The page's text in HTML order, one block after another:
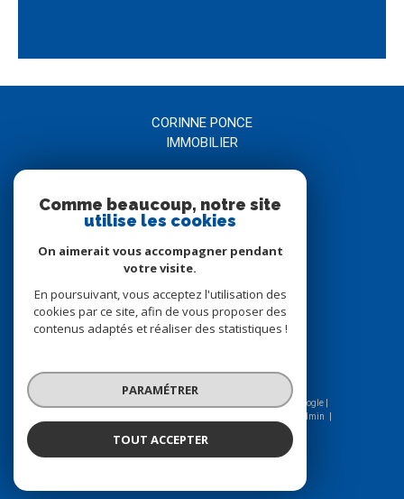
CORINNE PONCE
IMMOBILIER
agence@corinneponce.com
7, Avenue Jean Jaurès
Nous suivre sur
© 2026 | Tous droits réservés | Traduction powered by Google |
Admin
Comme beaucoup, notre site
utilise les cookies
On aimerait vous accompagner pendant
votre visite.
En poursuivant, vous acceptez l'utilisation des
cookies par ce site, afin de vous proposer des
contenus adaptés et réaliser des statistiques !
PARAMÉTRER
TOUT ACCEPTER